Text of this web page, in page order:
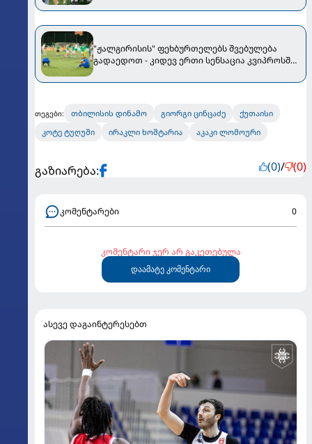
ავრცელებს
"ჟალგირისის" ფეხბურთელებს შვებულება
გადაედოთ - კიდევ ერთი სენსაცია კვიპროსში
თეგები: თბილისის დინამო გიორგი ცინცაძე
ქუთაისი
კოტე ტუღუში
ირაკლი ხოშტარია აკაკი ლომოური
გაზიარება: (0)/ (0)
კომენტარები 0
კომენტარი ჯერ არ გაკეთებულა
დაამატე კომენტარი
ასევე დაგაინტერესებთ